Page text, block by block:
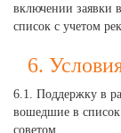
включении заявки
список с учетом
6.
6.1. Поддержку в
вошедшие в
советом.